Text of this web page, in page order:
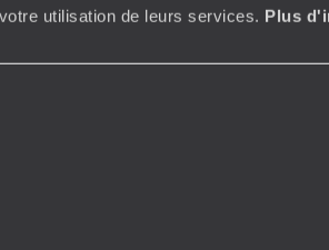
utilisation de leurs services. Plus
de confidentialité